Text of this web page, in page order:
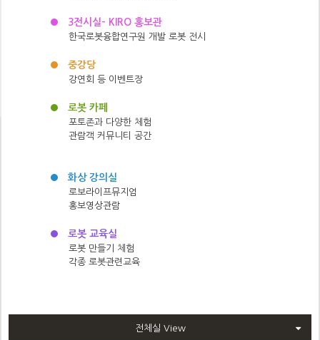
3전시실- KIRO 홍보관
한국로봇융합연구원 개발 로봇 전시
중강당
강연회 등 이벤트장
로봇 카페
포토존과 다양한 체험
관람객 커뮤니티 공간
화상 강의실
로보라이프뮤지엄
홍보영상관람
로봇 교육실
로봇 만들기 체험
각종 로봇관련교육
전체실 View